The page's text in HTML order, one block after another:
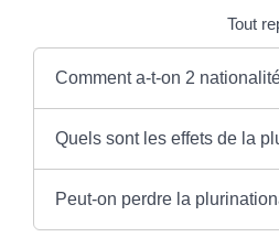
Tout
Comment a-t-on 2
Quels sont les effets de la
Peut-on perdre la